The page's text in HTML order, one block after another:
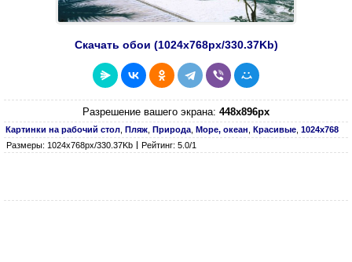
Скачать обои (1024х768px/330.37Kb)
Разрешение вашего экрана: 448x896px
Картинки на рабочий стол Пляж Природа Море, океан Красивые 1024х768
Размеры: 1024х768px/330.37Kb
Рейтинг: 5.0/1